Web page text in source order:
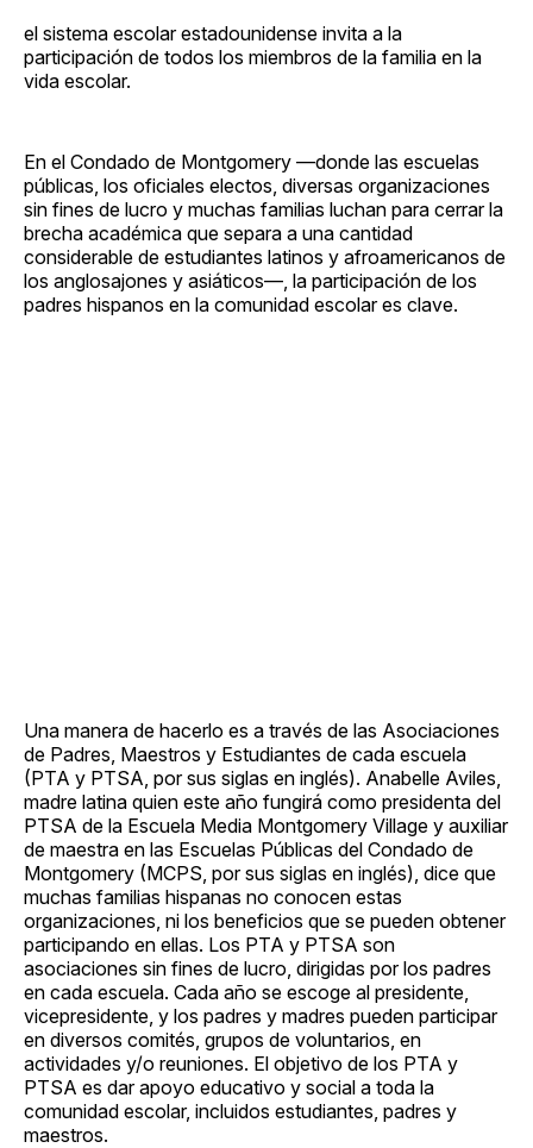
el sistema escolar estadounidense invita a la
participación de todos los miembros de la familia en la
vida escolar.
En el Condado de Montgomery —donde las escuelas
públicas, los oficiales electos, diversas organizaciones
sin fines de lucro y muchas familias luchan para cerrar la
brecha académica que separa a una cantidad
considerable de estudiantes latinos y afroamericanos de
los anglosajones y asiáticos—, la participación de los
padres hispanos en la comunidad escolar es clave.
Una manera de hacerlo es a través de las Asociaciones
de Padres, Maestros y Estudiantes de cada escuela
(PTA y PTSA, por sus siglas en inglés). Anabelle Aviles,
madre latina quien este año fungirá como presidenta del
PTSA de la Escuela Media Montgomery Village y auxiliar
de maestra en las Escuelas Públicas del Condado de
Montgomery (MCPS, por sus siglas en inglés), dice que
muchas familias hispanas no conocen estas
organizaciones, ni los beneficios que se pueden obtener
participando en ellas. Los PTA y PTSA son
asociaciones sin fines de lucro, dirigidas por los padres
en cada escuela. Cada año se escoge al presidente,
vicepresidente, y los padres y madres pueden participar
en diversos comités, grupos de voluntarios, en
actividades y/o reuniones. El objetivo de los PTA y
PTSA es dar apoyo educativo y social a toda la
comunidad escolar, incluidos estudiantes, padres y
maestros.